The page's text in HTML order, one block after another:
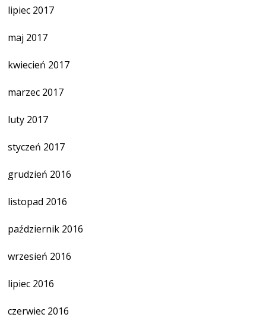
lipiec 2017
maj 2017
kwiecień 2017
marzec 2017
luty 2017
styczeń 2017
grudzień 2016
listopad 2016
październik 2016
wrzesień 2016
lipiec 2016
czerwiec 2016